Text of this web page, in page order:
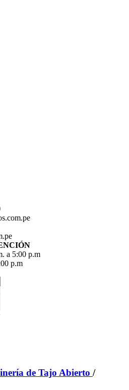
a 5:00 p.m
p.m
de Tajo Abierto /